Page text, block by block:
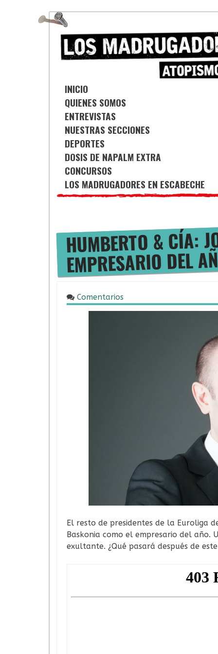
Saltar
al
contenido
INICIO
QUIENES SOMOS
ENTREVISTAS
NUESTRAS SECCIONES
DEPORTES
DOSIS DE NAPALM EXTRA
CONCURSOS
LOS MADRUGADORES EN ESCABECHE
HUMBERTO & CÍA:
EMPRESARIO DEL
06/07/2016
Comentarios
El resto de presidentes de la Euroliga
Baskonia como el empresario del año.
exultante. ¿Qué pasará después de